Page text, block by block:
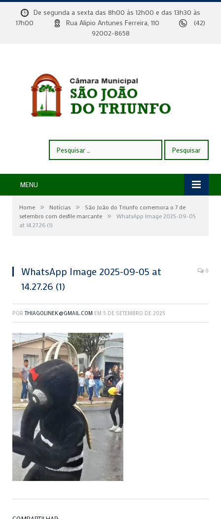
De segunda a sexta das 8h00 às 12h00 e das 13h30 às
17h00
Rua Alipio Antunes Ferreira, 110
(42)
92002-8658
por:
MENU
Home » Notícias »
São João do Triunfo comemora o 7 de
setembro com desfile marcante
»
WhatsApp Image 2025-09-05
at 14.27.26 (1)
WhatsApp Image 2025-09-05 at
14.27.26 (1)
0
PORTHIAGOLINEK@GMAIL.COM EM 5 DE SETEMBRO DE 2025